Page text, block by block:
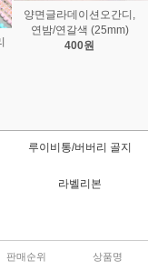
검정 샤벳리본 (40mm)
루이비통/버버리 골지
라벨리본
판매순위 상품명